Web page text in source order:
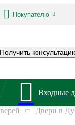
Покупателю
Получить
Входные
Двери в